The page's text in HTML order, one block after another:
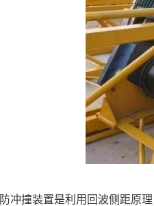
撞装置是利用回波侧距原理